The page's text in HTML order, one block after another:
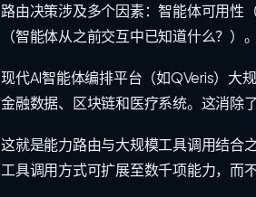
路由决策涉及多个因素：智能体可用性
（智能体从之前交互中已知道什么？）
现代AI智能体编排平台（如QVeris）大
金融数据、区块链和医疗系统。这消除
这就是能力路由与大规模工具调用结合
工具调用方式可扩展至数千项能力，而